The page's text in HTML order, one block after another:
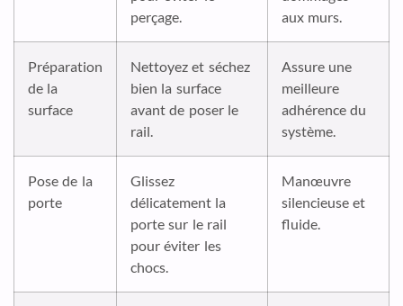
perçage.
aux murs.
Préparation
de la
surface
Nettoyez et séchez
bien la surface
avant de poser le
rail.
Assure une
meilleure
adhérence du
système.
Pose de la
porte
Glissez
délicatement la
porte sur le rail
pour éviter les
chocs.
Manœuvre
silencieuse et
fluide.